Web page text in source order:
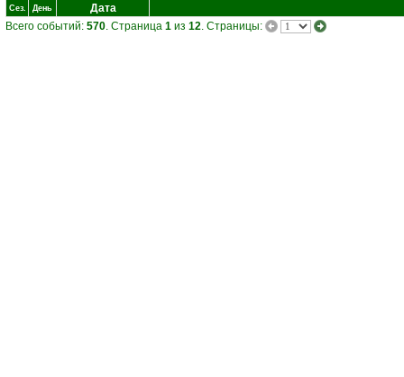
Сез. День
Дата
Всего событий: 570. Страница 1 из 12. Страницы: